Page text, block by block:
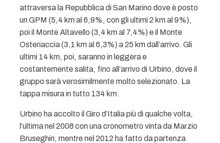
attraversa la Repubblica di San Marino dove è posto
un GPM (5,4 km al 6,9%, con gli ultimi 2 km al 9%),
poi il Monte Altavello (3,4 km al 7,4%) e il Monte
Osteriaccia (3,1 km al 6,3%) a 25 km dall’arrivo. Gli
ultimi 14 km, poi, saranno in leggera e
costantemente salita, fino all’arrivo di Urbino, dove il
gruppo sarà verosimilmente molto selezionato. La
tappa misura in tutto 134 km.
Urbino ha accolto il Giro d’Italia più di qualche volta,
l’ultima nel 2008 con una cronometro vinta da Marzio
Bruseghin, mentre nel 2012 ha fatto da partenza